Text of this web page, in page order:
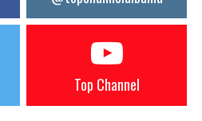
Top Channel